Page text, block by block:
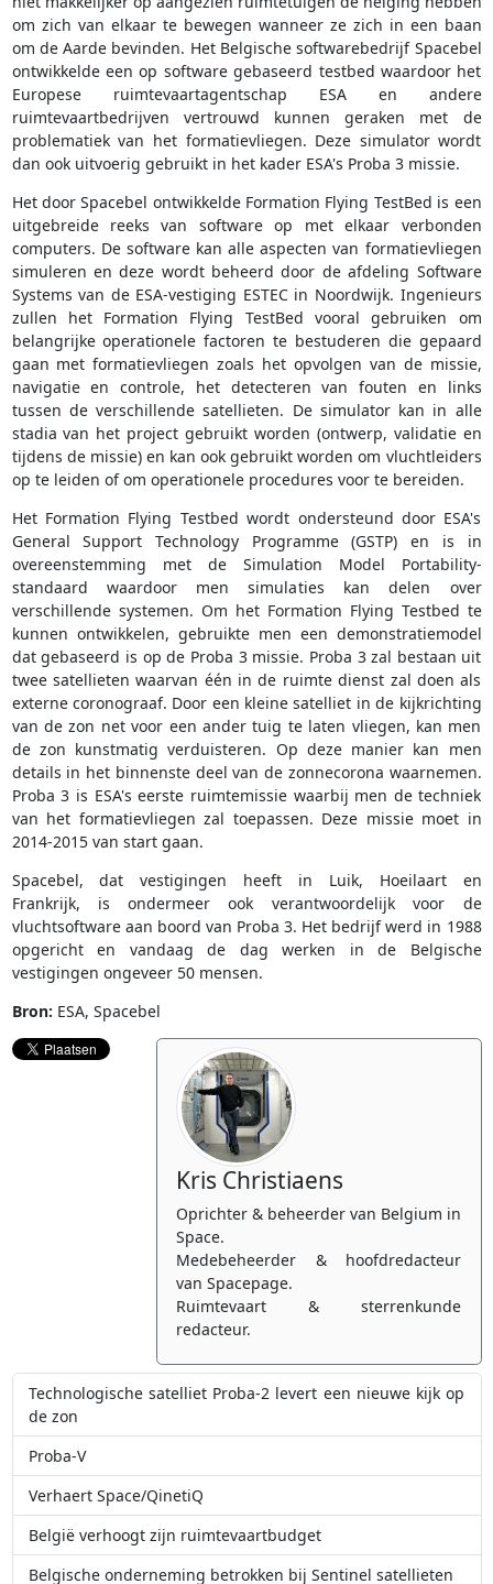
om zich van elkaar te bewegen wanneer ze zich in een baan
om de Aarde bevinden. Het Belgische softwarebedrijf Spacebel
ontwikkelde een op software gebaseerd testbed waardoor het
Europese ruimtevaartagentschap ESA en andere
ruimtevaartbedrijven vertrouwd kunnen geraken met de
problematiek van het formatievliegen. Deze simulator wordt
dan ook uitvoerig gebruikt in het kader ESA's Proba 3 missie.
Het door Spacebel ontwikkelde Formation Flying TestBed is een
uitgebreide reeks van software op met elkaar verbonden
computers. De software kan alle aspecten van formatievliegen
simuleren en deze wordt beheerd door de afdeling Software
Systems van de ESA-vestiging ESTEC in Noordwijk. Ingenieurs
zullen het Formation Flying TestBed vooral gebruiken om
belangrijke operationele factoren te bestuderen die gepaard
gaan met formatievliegen zoals het opvolgen van de missie,
navigatie en controle, het detecteren van fouten en links
tussen de verschillende satellieten. De simulator kan in alle
stadia van het project gebruikt worden (ontwerp, validatie en
tijdens de missie) en kan ook gebruikt worden om vluchtleiders
op te leiden of om operationele procedures voor te bereiden.
Het Formation Flying Testbed wordt ondersteund door ESA's
General Support Technology Programme (GSTP) en is in
overeenstemming met de Simulation Model Portability-
standaard waardoor men simulaties kan delen over
verschillende systemen. Om het Formation Flying Testbed te
kunnen ontwikkelen, gebruikte men een demonstratiemodel
dat gebaseerd is op de Proba 3 missie. Proba 3 zal bestaan uit
twee satellieten waarvan één in de ruimte dienst zal doen als
externe coronograaf. Door een kleine satelliet in de kijkrichting
van de zon net voor een ander tuig te laten vliegen, kan men
de zon kunstmatig verduisteren. Op deze manier kan men
details in het binnenste deel van de zonnecorona waarnemen.
Proba 3 is ESA's eerste ruimtemissie waarbij men de techniek
van het formatievliegen zal toepassen. Deze missie moet in
2014-2015 van start gaan.
Spacebel, dat vestigingen heeft in Luik, Hoeilaart en
Frankrijk, is ondermeer ook verantwoordelijk voor de
vluchtsoftware aan boord van Proba 3. Het bedrijf werd in 1988
opgericht en vandaag de dag werken in de Belgische
vestigingen ongeveer 50 mensen.
Bron: ESA, Spacebel
Kris Christiaens
Oprichter & beheerder van Belgium in
Space.
Medebeheerder & hoofdredacteur
van Spacepage.
Ruimtevaart & sterrenkunde
redacteur.
Technologische satelliet Proba-2 levert een nieuwe kijk op
de zon
Proba-V
Verhaert Space/QinetiQ
België verhoogt zijn ruimtevaartbudget
Belgische onderneming betrokken bij Sentinel satellieten